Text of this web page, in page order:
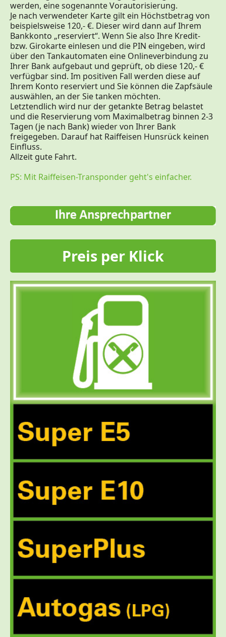
werden, eine sogenannte Vorautorisierung.
Je nach verwendeter Karte gilt ein Höchstbetrag von
beispielsweise 120,- €. Dieser wird dann auf Ihrem
Bankkonto „reserviert“. Wenn Sie also Ihre Kredit-
bzw. Girokarte einlesen und die PIN eingeben, wird
über den Tankautomaten eine Onlineverbindung zu
Ihrer Bank aufgebaut und geprüft, ob diese 120,- €
verfügbar sind. Im positiven Fall werden diese auf
Ihrem Konto reserviert und Sie können die Zapfsäule
auswählen, an der Sie tanken möchten.
Letztendlich wird nur der getankte Betrag belastet
und die Reservierung vom Maximalbetrag binnen 2-3
Tagen (je nach Bank) wieder von Ihrer Bank
freigegeben. Darauf hat Raiffeisen Hunsrück keinen
Einfluss.
Allzeit gute Fahrt.
PS: Mit Raiffeisen-Transponder geht's einfacher.
Preis per Klick